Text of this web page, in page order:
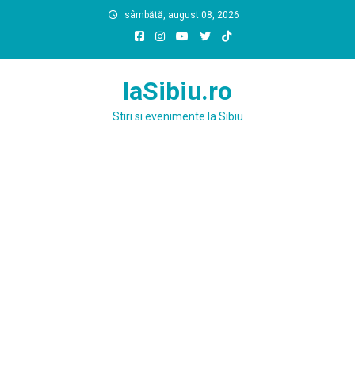
sâmbătă, august 08, 2026
laSibiu.ro
Stiri si evenimente la Sibiu